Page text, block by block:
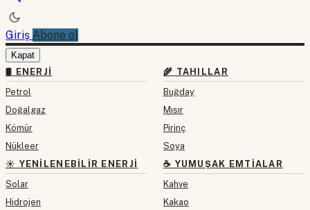
Giriş Abone ol
Kapat
🛢 ENERJI
Petrol
Doğalgaz
Kömür
Nükleer
☀️ YENILENEBILIR ENERJI
Solar
Hidrojen
🌾 TAHILLAR
Buğday
Mısır
Pirinç
Soya
☕ YUMUŞAK EMTIALAR
Kahve
Kakao